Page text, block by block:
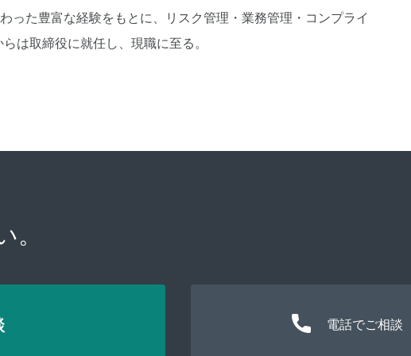
った豊富な経験をもとに、リスク管理・業務管理・コンプライ
は取締役に就任し、現職に至る。
電話でご相談